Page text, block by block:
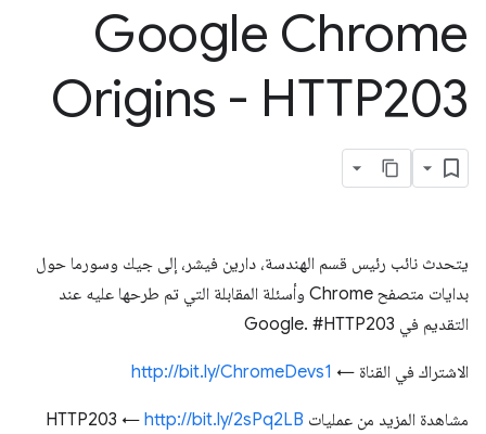
Google Chrome
Origins - HTTP203
يتحدث نائب رئيس قسم الهندسة، دارين فيشر، إلى جيك وسورما حول
بدايات متصفح Chrome وأسئلة المقابلة التي تم طرحها عليه عند
التقديم في Google. #HTTP203
الاشتراك في القناة ← http://bit.ly/ChromeDevs1
مشاهدة المزيد من عمليات HTTP203 ← http://bit.ly/2sPq2LB